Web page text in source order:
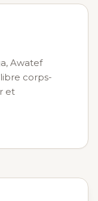
Awatef
corps-
et